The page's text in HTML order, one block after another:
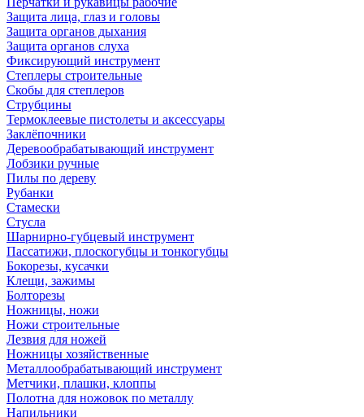
Защита лица, глаз и головы
Защита органов дыхания
Защита органов слуха
Фиксирующий инструмент
Степлеры строительные
Скобы для степлеров
Струбцины
Термоклеевые пистолеты и аксессуары
Заклёпочники
Деревообрабатывающий инструмент
Лобзики ручные
Пилы по дереву
Рубанки
Стамески
Стусла
Шарнирно-губцевый инструмент
Пассатижи, плоскогубцы и тонкогубцы
Бокорезы, кусачки
Клещи, зажимы
Болторезы
Ножницы, ножи
Ножи строительные
Лезвия для ножей
Ножницы хозяйственные
Металлообрабатывающий инструмент
Метчики, плашки, клоппы
Полотна для ножовок по металлу
Напильники